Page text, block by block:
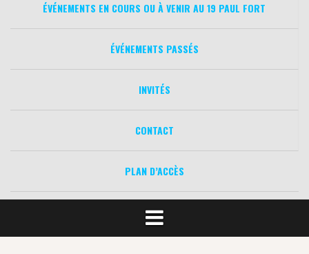
ÉVÉNEMENTS EN COURS OU À VENIR AU 19 PAUL FORT
ÉVÉNEMENTS PASSÉS
INVITÉS
CONTACT
PLAN D’ACCÈS